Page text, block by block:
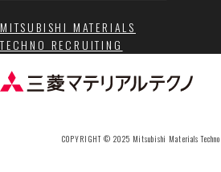
MITSUBISHI MATERIALS
TECHNO RECRUITING
COPYRIGHT © 2025 Mitsubishi Materials Techno